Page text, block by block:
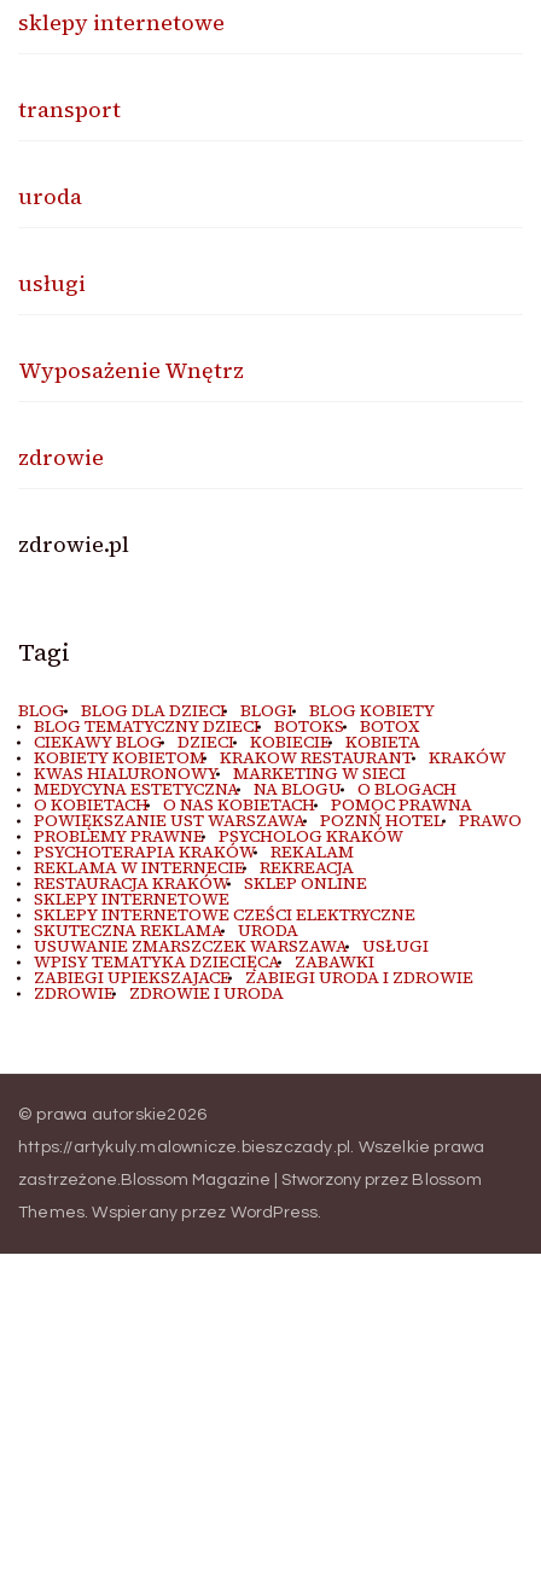
sklepy internetowe
transport
uroda
usługi
Wyposażenie Wnętrz
zdrowie
zdrowie.pl
Tagi
BLOG BLOG DLA DZIECI BLOGI BLOG KOBIETY
BLOG TEMATYCZNY DZIECI BOTOKS BOTOX
CIEKAWY BLOG DZIECI KOBIECIE KOBIETA
KOBIETY KOBIETOM KRAKOW RESTAURANT KRAKÓW
KWAS HIALURONOWY MARKETING W SIECI
MEDYCYNA ESTETYCZNA NA BLOGU O BLOGACH
O KOBIETACH O NAS KOBIETACH POMOC PRAWNA
POWIĘKSZANIE UST WARSZAWA POZNŃ HOTEL PRAWO
PROBLEMY PRAWNE PSYCHOLOG KRAKÓW
PSYCHOTERAPIA KRAKÓW REKALAM
REKLAMA W INTERNECIE REKREACJA
RESTAURACJA KRAKÓW SKLEP ONLINE
SKLEPY INTERNETOWE
SKLEPY INTERNETOWE CZEŚCI ELEKTRYCZNE
SKUTECZNA REKLAMA URODA
USUWANIE ZMARSZCZEK WARSZAWA USŁUGI
WPISY TEMATYKA DZIECIĘCA ZABAWKI
ZABIEGI UPIEKSZAJACE ZABIEGI URODA I ZDROWIE
ZDROWIE ZDROWIE I URODA
© prawa autorskie2026
https://artykuly.malownicze.bieszczady.pl . Wszelkie prawa
zastrzeżone. Blossom Magazine | Stworzony przez Blossom
Themes. Wspierany przez WordPress.